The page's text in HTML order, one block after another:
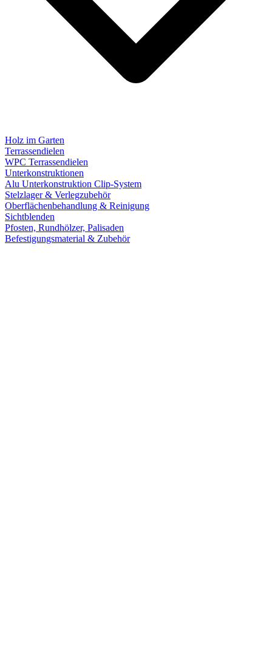
Holz im Garten
Terrassendielen
WPC Terrassendielen
Unterkonstruktionen
Alu Unterkonstruktion Clip-System
Stelzlager & Verlegzubehör
Oberflächenbehandlung & Reinigung
Sichtblenden
Pfosten, Rundhölzer, Palisaden
Befestigungsmaterial & Zubehör